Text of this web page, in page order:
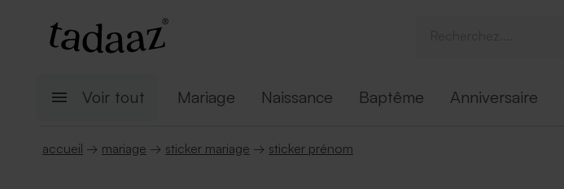
Voir tout Mariage Naissance Baptême Anniversaire
accueil → mariage → sticker mariage → sticker prénom